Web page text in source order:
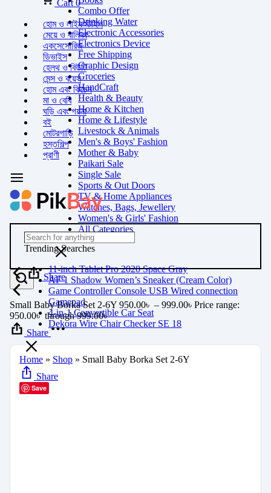
Combo Offer
Drinking Water
Electronic Accessories
Electronics Device
Free Shipping
Graphic Design
Groceries
HandCraft
Health & Beauty
Home & Kitchen
Home & Lifestyle
Livestock & Animals
Men's & Boys' Fashion
Mother & Baby
Paikari Sale
Single Sale
Sports & Out Doors
TV & Home Appliances
Watches, Bags, Jewellery
Women's & Girls' Fashion
All Categories
Cart 0
হোম ও লাইফস্টাইল
মেয়ে ও বালিকা
একসেসোরিজ
ডিভাইস
হেলথ ও বিউটি
মেন্স ও বয়েস
হোম এবং কিচেন
মা ও বেবি
ঘড়ি এবং গয়না
বই
মোটরগাড়ি
হস্তশিল্প
প্রাণী
Trending Searches
11-inch Tablet Pro 2020 Space Gray
AF 1 Shadow Women’s Sneaker (Cream Color)
Game Controller Console USB Wired connection
Gamepad
4-in-1 Convertible Car Seat
Dekora Wire Chair Checker SE 18
Share
Small Baby Borka Set 2-6Y 950.00৳ – 999.00৳ Price range:
950.00৳ through 999.00৳
Share
Home » Shop » Small Baby Borka Set 2-6Y
Share
Save